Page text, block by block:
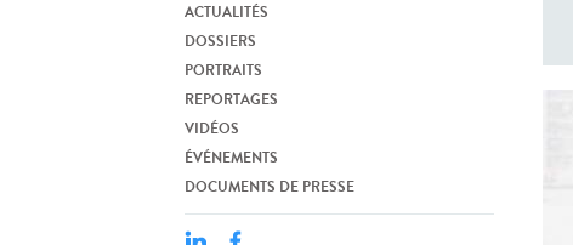
ACTUALITÉS
DOSSIERS
PORTRAITS
REPORTAGES
VIDÉOS
ÉVÉNEMENTS
DOCUMENTS DE PRESSE